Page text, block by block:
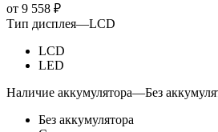
от 9 558 ₽
Тип дисплея—LCD
LCD
LED
Наличие аккумулятора—Без
Без аккумулятора